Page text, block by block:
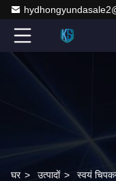
घर > उत्पादों > स्वयं